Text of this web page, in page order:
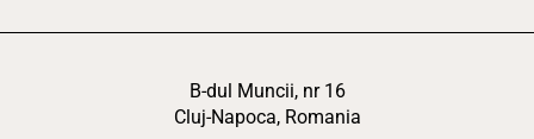
B-dul Muncii, nr 16
Cluj-Napoca, Romania